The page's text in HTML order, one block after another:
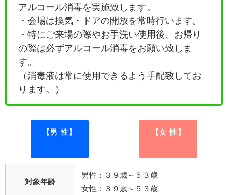
アルコール消毒を実施致します。
・会場は換気・ドアの開放を常時行います。
・特にご来場の際やお手洗い使用後、お帰り
の際は必ずアルコール消毒をお願い致しま
す。
（消毒液は常に使用できるよう手配致してお
ります。）
【男 性】 【女 性】
対象年齢
男性：３９歳～５３歳
女性：３９歳～５３歳